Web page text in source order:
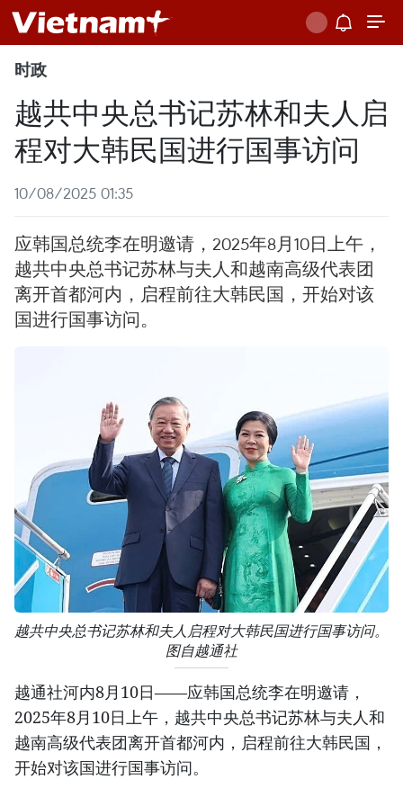
时政
越共中央总书记苏林和夫人启
程对大韩民国进行国事访问
10/08/2025 01:35
应韩国总统李在明邀请，2025年8月10日上午，
越共中央总书记苏林与夫人和越南高级代表团
离开首都河内，启程前往大韩民国，开始对该
国进行国事访问。
越共中央总书记苏林和夫人启程对大韩民国进行国事访问。
图自越通社
越通社河内8月10日——应韩国总统李在明邀请，
2025年8月10日上午，越共中央总书记苏林与夫人和
越南高级代表团离开首都河内，启程前往大韩民国，
开始对该国进行国事访问。